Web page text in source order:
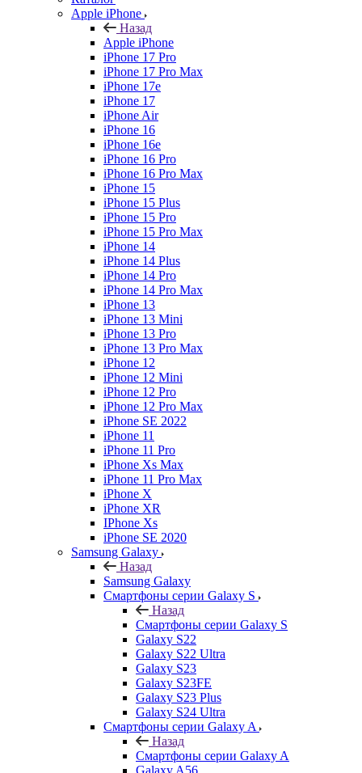
Apple iPhone
Назад
Apple iPhone
iPhone 17 Pro
iPhone 17 Pro Max
iPhone 17e
iPhone 17
iPhone Air
iPhone 16
iPhone 16e
iPhone 16 Pro
iPhone 16 Pro Max
iPhone 15
iPhone 15 Plus
iPhone 15 Pro
iPhone 15 Pro Max
iPhone 14
iPhone 14 Plus
iPhone 14 Pro
iPhone 14 Pro Max
iPhone 13
iPhone 13 Mini
iPhone 13 Pro
iPhone 13 Pro Max
iPhone 12
iPhone 12 Mini
iPhone 12 Pro
iPhone 12 Pro Max
iPhone SE 2022
iPhone 11
iPhone 11 Pro
iPhone Xs Max
iPhone 11 Pro Max
iPhone X
iPhone XR
IPhone Xs
iPhone SE 2020
Samsung Galaxy
Назад
Samsung Galaxy
Смартфоны серии Galaxy S
Назад
Смартфоны серии Galaxy S
Galaxy S22
Galaxy S22 Ultra
Galaxy S23
Galaxy S23FE
Galaxy S23 Plus
Galaxy S24 Ultra
Смартфоны серии Galaxy A
Назад
Смартфоны серии Galaxy A
Galaxy A56